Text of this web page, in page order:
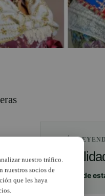
ESTÁS
Ver más de
nuestro tráfico.
nuestros socios de
que les haya